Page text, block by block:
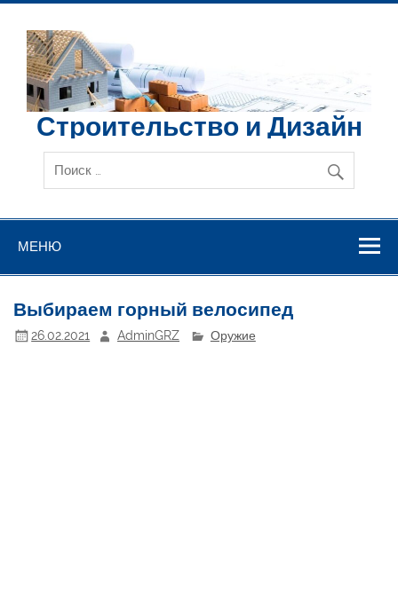
Перейти
содержимому
Строительство и Дизайн
МЕНЮ
Выбираем горный велосипед
26.02.2021 AdminGRZ Оружие